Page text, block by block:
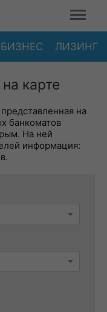
БИЗНЕС ЛИЗИНГ
карте
на
банкоматов
На ней
информация: